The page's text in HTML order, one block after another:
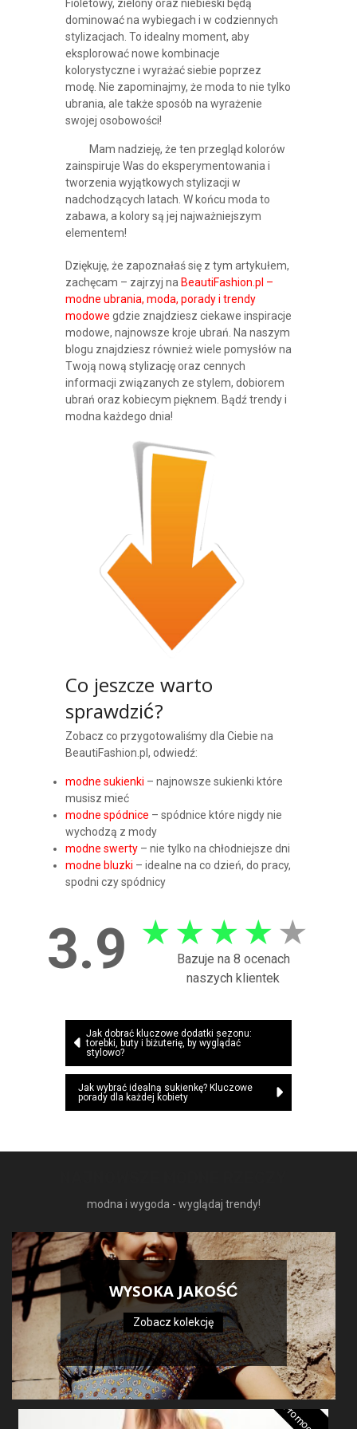
Fioletowy, zielony oraz niebieski będą
dominować na wybiegach i w codziennych
stylizacjach. To idealny moment, aby
eksplorować nowe kombinacje
kolorystyczne i wyrażać siebie poprzez
modę. Nie zapominajmy, że moda to nie tylko
ubrania, ale także sposób na wyrażenie
swojej osobowości!
Mam nadzieję, że ten przegląd kolorów
zainspiruje Was do eksperymentowania i
tworzenia wyjątkowych stylizacji w
nadchodzących latach. W końcu moda to
zabawa, a kolory są jej najważniejszym
elementem!
Dziękuję, że zapoznałaś się z tym artykułem,
zachęcam – zajrzyj na BeautiFashion.pl –
modne ubrania, moda, porady i trendy
modowe gdzie znajdziesz ciekawe inspiracje
modowe, najnowsze kroje ubrań. Na naszym
blogu znajdziesz również wiele pomysłów na
Twoją nową stylizację oraz cennych
informacji związanych ze stylem, dobiorem
ubrań oraz kobiecym pięknem. Bądź trendy i
modna każdego dnia!
Co jeszcze warto
sprawdzić?
Zobacz co przygotowaliśmy dla Ciebie na
BeautiFashion.pl, odwiedź:
modne sukienki – najnowsze sukienki które
musisz mieć
modne spódnice – spódnice które nigdy nie
wychodzą z mody
modne swerty– nie tylko na chłodniejsze dni
modne bluzki – idealne na co dzień, do pracy,
spodni czy spódnicy
3.9 ★ ★ ★ ★ ★
Bazuje na 8 ocenach
naszych klientek
Nawigacja
wpisu
Jak dobrać kluczowe dodatki sezonu:
torebki, buty i biżuterię, by wyglądać
stylowo?
Jak wybrać idealną sukienkę? Kluczowe
porady dla każdej kobiety
modna i wygoda - wyglądaj trendy!
WYSOKA JAKOŚĆ
Zobacz kolekcję